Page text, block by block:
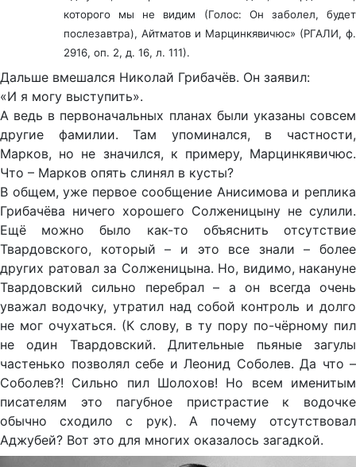
которого мы не видим (Голос: Он заболел, будет
послезавтра), Айтматов и Марцинкявичюс» (РГАЛИ, ф.
2916, оп. 2, д. 16, л. 111).
Дальше вмешался Николай Грибачёв. Он заявил:
«И я могу выступить».
А ведь в первоначальных планах были указаны совсем
другие фамилии. Там упоминался, в частности,
Марков, но не значился, к примеру, Марцинкявичюс.
Что – Марков опять слинял в кусты?
В общем, уже первое сообщение Анисимова и реплика
Грибачёва ничего хорошего Солженицыну не сулили.
Ещё можно было как-то объяснить отсутствие
Твардовского, который – и это все знали – более
других ратовал за Солженицына. Но, видимо, накануне
Твардовский сильно перебрал – а он всегда очень
уважал водочку, утратил над собой контроль и долго
не мог очухаться. (К слову, в ту пору по-чёрному пил
не один Твардовский. Длительные пьяные загулы
частенько позволял себе и Леонид Соболев. Да что –
Соболев?! Сильно пил Шолохов! Но всем именитым
писателям это пагубное пристрастие к водочке
обычно сходило с рук). А почему отсутствовал
Аджубей? Вот это для многих оказалось загадкой.